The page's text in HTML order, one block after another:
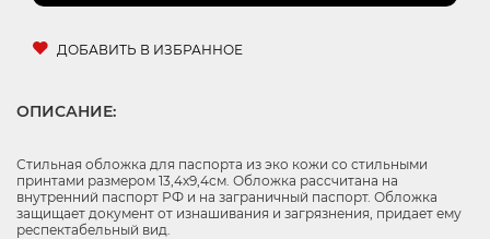
ДОБАВИТЬ В ИЗБРАННОЕ
ОПИСАНИЕ:
Стильная обложка для паспорта из эко кожи со стильными
принтами размером 13,4х9,4см. Обложка рассчитана на
внутренний паспорт РФ и на заграничный паспорт. Обложка
защищает документ от изнашивания и загрязнения, придает ему
респектабельный вид.